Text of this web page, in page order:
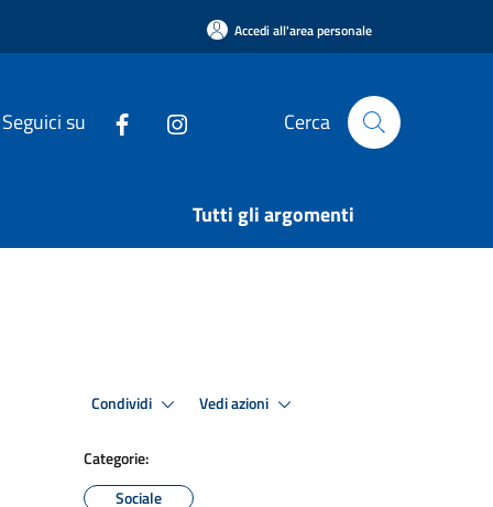
Accedi all'area personale
Seguici su Cerca
Tutti gli argomenti
Condividi Vedi azioni
Categorie:
Sociale